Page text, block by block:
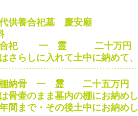
養合祀墓 慶安廟
祀 一 霊 二十万円
らしに入れて土中に納めて、
骨 一 霊 二十五万円
壷のまま墓内の棚にお納め
年間まで・その後土中にお納め